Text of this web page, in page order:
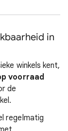
in
winkels kent,
voorraad
de
regelmatig